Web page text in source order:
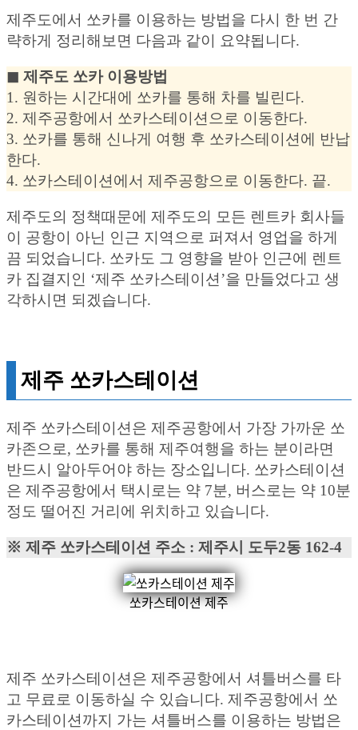
제주도에서 쏘카를 이용하는 방법을 다시 한 번 간
략하게 정리해보면 다음과 같이 요약됩니다.
◼︎ 제주도 쏘카 이용방법
1. 원하는 시간대에 쏘카를 통해 차를 빌린다.
2. 제주공항에서 쏘카스테이션으로 이동한다.
3. 쏘카를 통해 신나게 여행 후 쏘카스테이션에 반납
한다.
4. 쏘카스테이션에서 제주공항으로 이동한다. 끝.
제주도의 정책때문에 제주도의 모든 렌트카 회사들
이 공항이 아닌 인근 지역으로 퍼져서 영업을 하게
끔 되었습니다. 쏘카도 그 영향을 받아 인근에 렌트
카 집결지인 ‘제주 쏘카스테이션’을 만들었다고 생
각하시면 되겠습니다.
제주 쏘카스테이션
제주 쏘카스테이션은 제주공항에서 가장 가까운 쏘
카존으로, 쏘카를 통해 제주여행을 하는 분이라면
반드시 알아두어야 하는 장소입니다. 쏘카스테이션
은 제주공항에서 택시로는 약 7분, 버스로는 약 10분
정도 떨어진 거리에 위치하고 있습니다.
※ 제주 쏘카스테이션 주소 : 제주시 도두2동 162-4
쏘카스테이션 제주
제주 쏘카스테이션은 제주공항에서 셔틀버스를 타
고 무료로 이동하실 수 있습니다. 제주공항에서 쏘
카스테이션까지 가는 셔틀버스를 이용하는 방법은